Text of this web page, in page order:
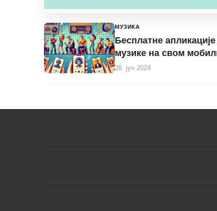
МУЗИКА
Бесплатне
музике на свом
28. јун 2024